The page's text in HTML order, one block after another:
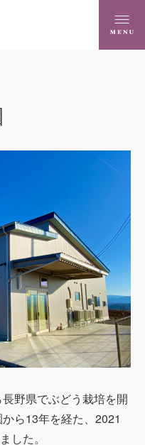
野県でぶどう栽培を開
ら13年を経た、2021
した。